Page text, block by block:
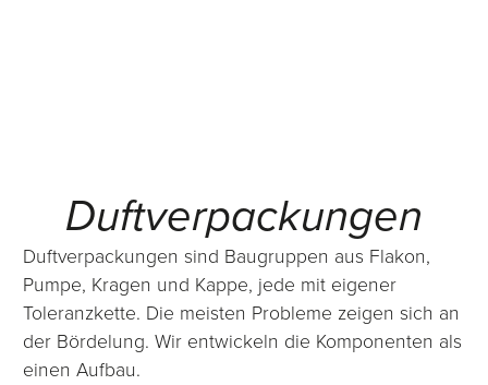
Duftverpackungen
Duftverpackungen sind Baugruppen aus Flakon,
Pumpe, Kragen und Kappe, jede mit eigener
Toleranzkette. Die meisten Probleme zeigen sich an
der Bördelung. Wir entwickeln die Komponenten als
einen Aufbau.